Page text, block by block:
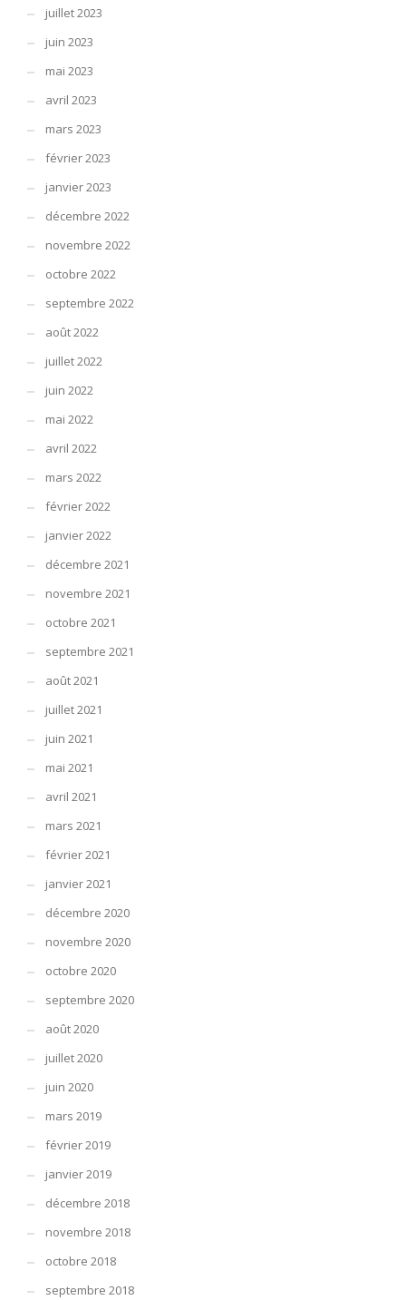
juillet 2023
juin 2023
mai 2023
avril 2023
mars 2023
février 2023
janvier 2023
décembre 2022
novembre 2022
octobre 2022
septembre 2022
août 2022
juillet 2022
juin 2022
mai 2022
avril 2022
mars 2022
février 2022
janvier 2022
décembre 2021
novembre 2021
octobre 2021
septembre 2021
août 2021
juillet 2021
juin 2021
mai 2021
avril 2021
mars 2021
février 2021
janvier 2021
décembre 2020
novembre 2020
octobre 2020
septembre 2020
août 2020
juillet 2020
juin 2020
mars 2019
février 2019
janvier 2019
décembre 2018
novembre 2018
octobre 2018
septembre 2018